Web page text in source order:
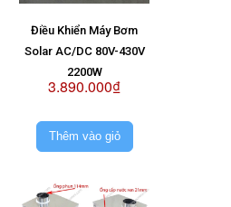
Điều Khiển Máy Bơm
Solar AC/DC 80V-430V
2200W
3.890.000₫
Thêm vào giỏ